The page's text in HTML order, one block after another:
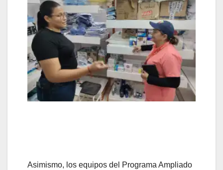
Asimismo, los equipos del Programa Ampliado